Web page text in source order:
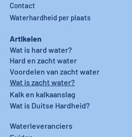
Contact
Waterhardheid per plaats
Waterleveranciers
Artikelen
Wat is hard water?
Hard en zacht water
Wat is zacht water?
Voordelen van zacht water
Kalk en kalkaanslag
Wat is Duitse Hardheid?